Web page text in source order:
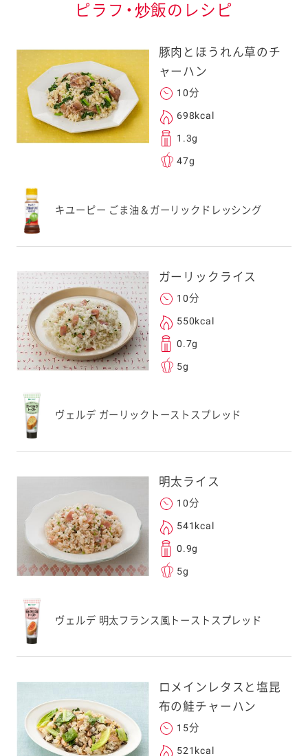
ピラフ・炒飯のレシピ
豚肉とほうれん草のチ
ャーハン
10分
698kcal
1.3g
47g
キユーピー ごま油＆ガーリックドレッシング
ガーリックライス
10分
550kcal
0.7g
5g
ヴェルデ ガーリックトーストスプレッド
明太ライス
10分
541kcal
0.9g
5g
ヴェルデ 明太フランス風トーストスプレッド
ロメインレタスと塩昆
布の鮭チャーハン
15分
521kcal